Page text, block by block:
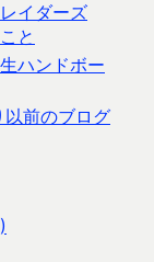
イダーズ
と
ハンドボー
以前のブログ